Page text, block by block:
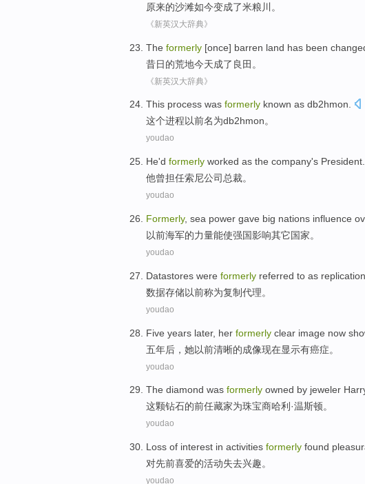
原来的沙滩如今变成了米粮川。
《新英汉大辞典》
The formerly [once] barren land has been
昔日的荒地今天成了 良田 。
《新英汉大辞典》
This process was formerly known as db2hmon.
这个进程以前名为db2hmon。
youdao
He'd formerly worked as the company's President
他曾担任索尼公司 总裁。
youdao
Formerly, sea power gave big nations influence
以前海军的力量能使强国影响其它国家。
youdao
Datastores were formerly referred to as replication
数据存储以前称为复制代理。
youdao
Five years later, her formerly clear image now
五年后 ， 她以前清晰的成像现在显示有癌症。
youdao
The diamond was formerly owned by jeweler
这颗钻石的前任藏家为珠宝商哈利 ·温斯顿。
youdao
Loss of interest in activities formerly found
对先前喜爱的活动失去兴趣。
youdao